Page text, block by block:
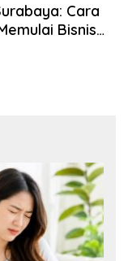
Cara
Bisnis